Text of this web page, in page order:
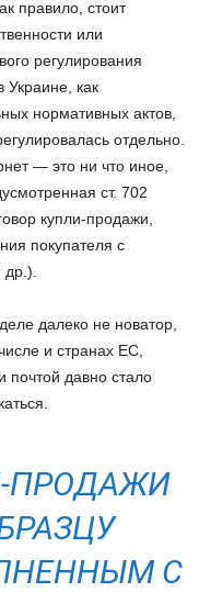
правило, стоит
или
регулирования
Украине, как
нормативных актов,
отдельно.
— это ни что иное,
ст. 702
купли-продажи,
покупателя с
далеко не новатор,
и странах ЕС,
почтой давно стало
ПРОДАЖИ
С